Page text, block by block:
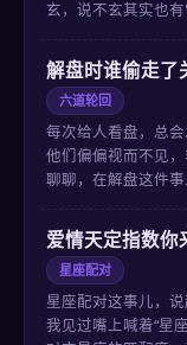
玄，说不玄其实也
解盘时谁偷走了
六道轮回
每次给人看盘，总
他们偏偏视而不见
聊聊，在解盘这件
爱情天定指数你
星座配对
星座配对这事儿，
我见过嘴上喊着“星